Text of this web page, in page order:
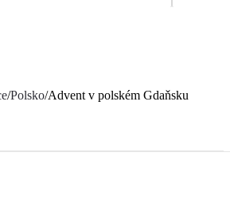
/Polsko/Advent v polském Gdaňsku